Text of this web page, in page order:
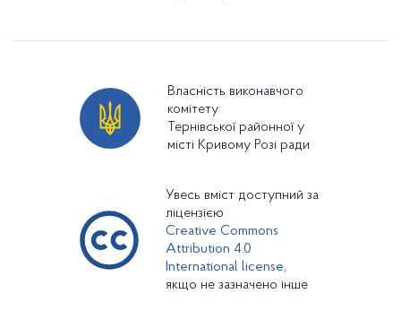
Власність виконавчого
комітету
Тернівської районної у
місті Кривому Розі ради
Увесь вміст доступний за
ліцензією
Creative Commons
Attribution 4.0
International license,
якщо не зазначено інше